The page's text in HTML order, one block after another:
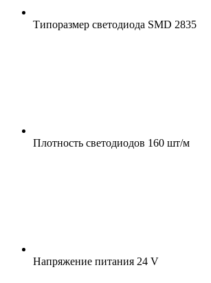
Типоразмер светодиода SMD 2835
Плотность светодиодов 160 шт/м
Напряжение питания 24 V